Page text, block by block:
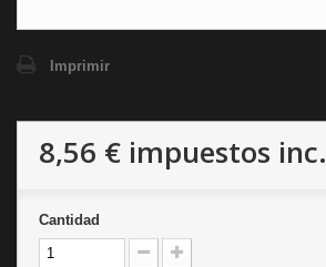
Imprimir
8,56 € impuestos inc.
Cantidad